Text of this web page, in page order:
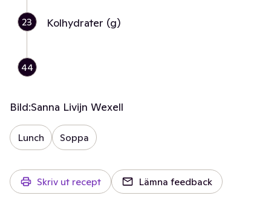
23 Kolhydrater (g)
44
Bild:Sanna Livijn Wexell
Lunch Soppa
Skriv ut recept Lämna feedback